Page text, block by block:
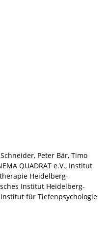
, Peter Bär, Timo
QUADRAT e.V., Institut
Heidelberg-
Institut Heidelberg-
für Tiefenpsychologie